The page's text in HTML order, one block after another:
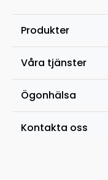
Produkter
Våra tjänster
Ögonhälsa
Kontakta oss